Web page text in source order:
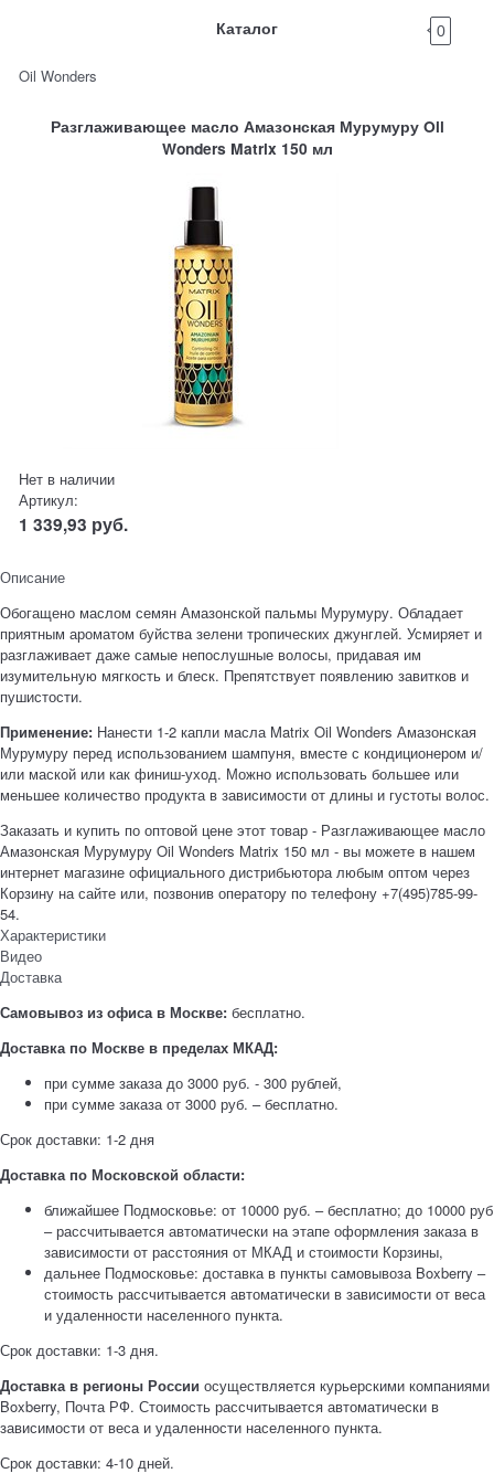
Каталог 0
Oil Wonders
Разглаживающее масло Амазонская Мурумуру Oil
Wonders Matrix 150 мл
Нет в наличии
Артикул:
1 339,93 руб.
Описание
Обогащено маслом семян Амазонской пальмы Мурумуру. Обладает
приятным ароматом буйства зелени тропических джунглей. Усмиряет и
разглаживает даже самые непослушные волосы, придавая им
изумительную мягкость и блеск. Препятствует появлению завитков и
пушистости.
Применение: Нанести 1-2 капли масла Matrix Oil Wonders Амазонская
Мурумуру перед использованием шампуня, вместе с кондиционером и/
или маской или как финиш-уход. Можно использовать большее или
меньшее количество продукта в зависимости от длины и густоты волос.
Заказать и купить по оптовой цене этот товар - Разглаживающее масло
Амазонская Мурумуру Oil Wonders Matrix 150 мл - вы можете в нашем
интернет магазине официального дистрибьютора любым оптом через
Корзину на сайте или, позвонив оператору по телефону +7(495)785-99-
54.
Характеристики
Видео
Доставка
Самовывоз из офиса в Москве: бесплатно.
Доставка по Москве в пределах МКАД:
при сумме заказа до 3000 руб. - 300 рублей,
при сумме заказа от 3000 руб. – бесплатно.
Срок доставки: 1-2 дня
Доставка по Московской области:
ближайшее Подмосковье: от 10000 руб. – бесплатно; до 10000 руб
– рассчитывается автоматически на этапе оформления заказа в
зависимости от расстояния от МКАД и стоимости Корзины,
дальнее Подмосковье: доставка в пункты самовывоза Boxberry –
стоимость рассчитывается автоматически в зависимости от веса
и удаленности населенного пункта.
Срок доставки: 1-3 дня.
Доставка в регионы России осуществляется курьерскими компаниями
Boxberry, Почта РФ. Стоимость рассчитывается автоматически в
зависимости от веса и удаленности населенного пункта.
Срок доставки: 4-10 дней.